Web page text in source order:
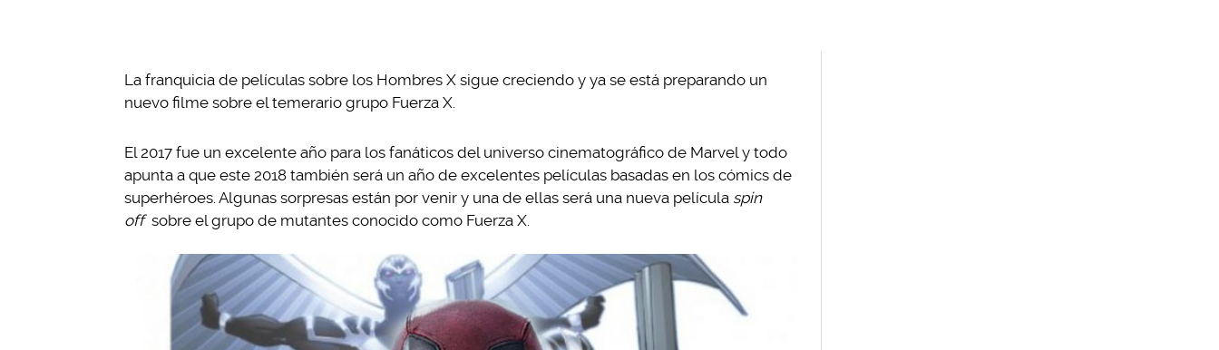
La franquicia de películas sobre los Hombres X sigue creciendo y ya se está preparando un
nuevo filme sobre el temerario grupo Fuerza X.
El 2017 fue un excelente año para los fanáticos del universo cinematográfico de Marvel y todo
apunta a que este 2018 también será un año de excelentes películas basadas en los cómics de
superhéroes. Algunas sorpresas están por venir y una de ellas será una nueva película spin
off sobre el grupo de mutantes conocido como Fuerza X.